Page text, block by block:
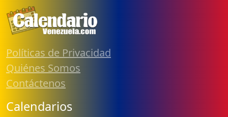
Políticas de Privacidad
Quiénes Somos
Contáctenos
Calendarios